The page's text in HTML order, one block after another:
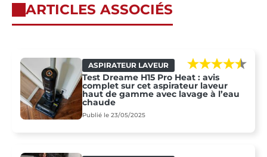
ARTICLES ASSOCIÉS
ASPIRATEUR LAVEUR
Test Dreame H15 Pro Heat : avis
complet sur cet aspirateur laveur
haut de gamme avec lavage à l’eau
chaude
Publié le 23/05/2025